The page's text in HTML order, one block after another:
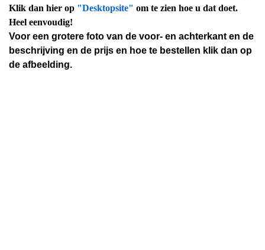
Klik dan hier op "Desktopsite" om te zien hoe u dat doet.
Heel eenvoudig!
Voor een grotere foto van de voor- en achterkant en de
beschrijving en de prijs en hoe te bestellen k lik dan op
de afbeelding.